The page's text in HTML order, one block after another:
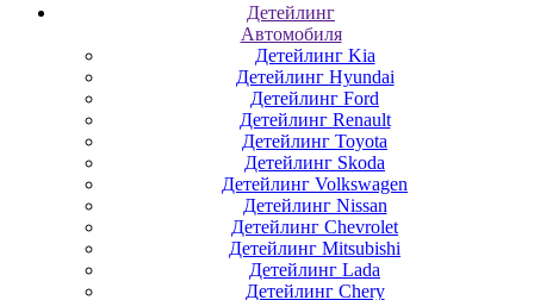
Детейлинг
Автомобиля
Детейлинг Kia
Детейлинг Hyundai
Детейлинг Ford
Детейлинг Renault
Детейлинг Toyota
Детейлинг Skoda
Детейлинг Volkswagen
Детейлинг Nissan
Детейлинг Chevrolet
Детейлинг Mitsubishi
Детейлинг Lada
Детейлинг Chery